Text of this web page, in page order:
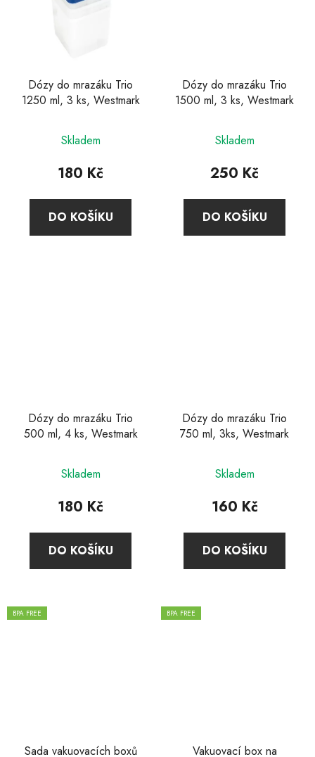
Dózy do mrazáku Trio
1250 ml, 3 ks, Westmark
Skladem
180 Kč
DO KOŠÍKU
Dózy do mrazáku Trio
1500 ml, 3 ks, Westmark
Skladem
250 Kč
DO KOŠÍKU
Dózy do mrazáku Trio
500 ml, 4 ks, Westmark
Skladem
180 Kč
DO KOŠÍKU
Dózy do mrazáku Trio
750 ml, 3ks, Westmark
Skladem
160 Kč
DO KOŠÍKU
BPA FREE
Sada vakuovacích boxů
BPA FREE
Vakuovací box na